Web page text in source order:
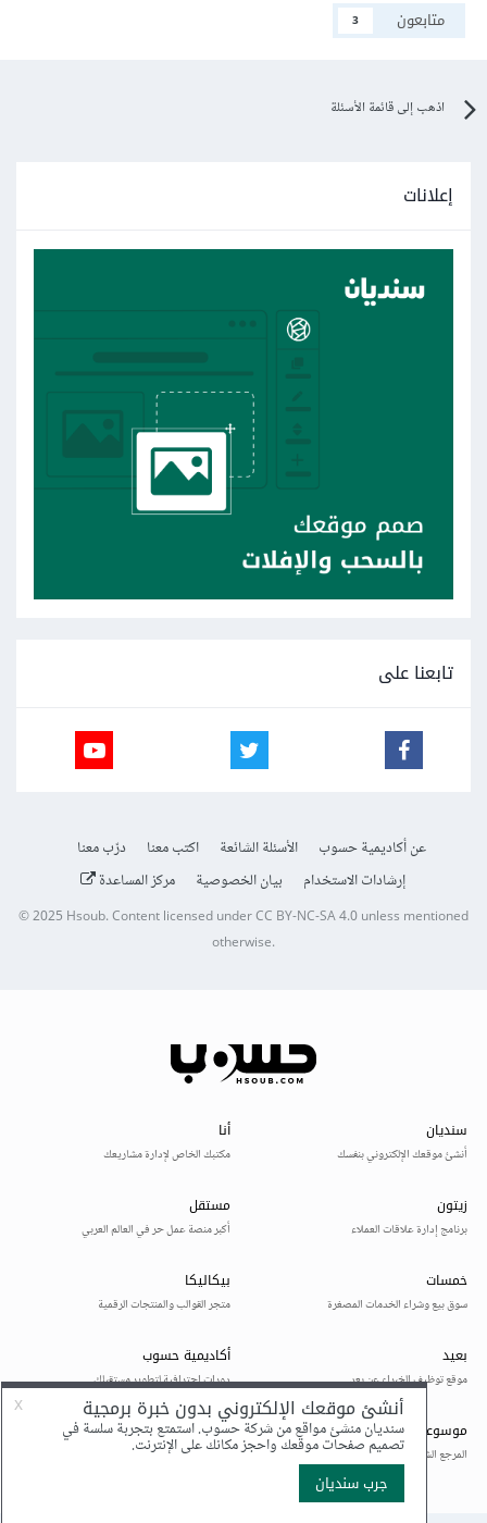
متابعون
3
اذهب إلى قائمة الأسئلة
إعلانات
تابعنا على
عن أكاديمية حسوب الأسئلة الشائعة اكتب معنا
درّب معنا
إرشادات الاستخدام
بيان الخصوصية مركز المساعدة
© 2025Hsoub.Content licensed underCC BY-NC-SA 4.0unless mentioned
otherwise.